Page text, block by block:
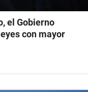
el Gobierno
con mayor